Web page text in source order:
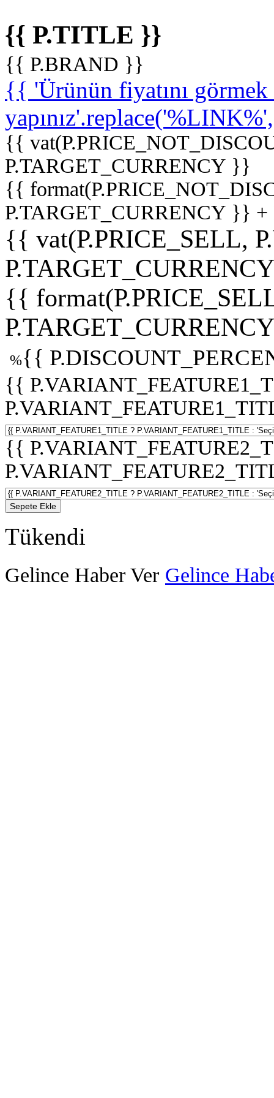
{{ P.TITLE }}
{{ P.BRAND }}
{{ 'Ürünün fiyatını
{{
P.TARGET_CURRENCY }}
{{
P.TARGET_CURRENCY }}
{{ vat(P.PRICE_SELL,
{{
%{{
{{
{{
Sepete Ekle
Tükendi
Gelince Haber Ver Gelince